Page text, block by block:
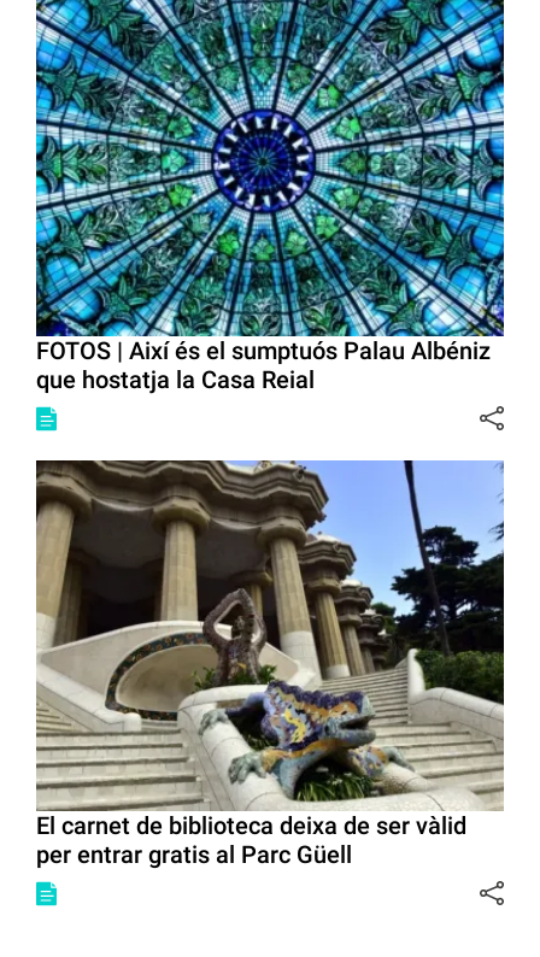
FOTOS | Així és el sumptuós Palau Albéniz
que hostatja la Casa Reial
El carnet de biblioteca deixa de ser vàlid
per entrar gratis al Parc Güell